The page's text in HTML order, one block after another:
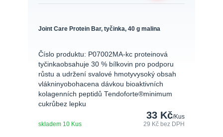
Joint Care Protein Bar, tyčinka, 40 g malina
Číslo produktu: P07002MA-kc proteinová
tyčinkaobsahuje 30 % bílkovin pro podporu
růstu a udržení svalové hmotyvysoký obsah
vlákninyobohacena dávkou bioaktivních
kolagenních peptidů Tendoforte®minimum
cukrůbez lepku
33 Kč/Kus
29 Kčbez DPH
skladem 10 Kus